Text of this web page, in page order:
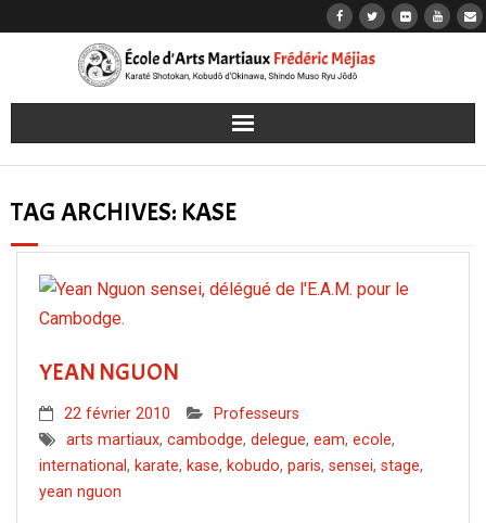
Accueil
Karaté
Kobudō
Iaidō
Les dojos
Evénements
TAG ARCHIVES: KASE
YEAN NGUON
22 février 2010
Professeurs
arts martiaux, cambodge, delegue, eam, ecole,
international, karate, kase, kobudo, paris, sensei, stage,
yean nguon